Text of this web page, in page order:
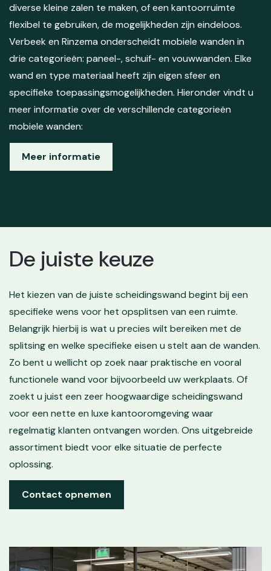
diverse kleine zalen te maken, of een kantoorruimte
flexibel te gebruiken, de mogelijkheden zijn eindeloos.
Verbeek en Rinzema onderscheidt mobiele wanden in
drie categorieën: paneel-, schuif- en vouwwanden. Elke
wand en type materiaal heeft zijn eigen sfeer en
specifieke toepassingsmogelijkheden. Hieronder vindt u
meer informatie over de verschillende categorieën
mobiele wanden:
Meer informatie
De juiste keuze
Het kiezen van de juiste scheidingswand begint bij een
specifieke wens voor het opsplitsen van een ruimte.
Belangrijk hierbij is wat u precies wilt bereiken met de
splitsing en welke specifieke eisen u stelt aan de wanden.
Zo bent u wellicht op zoek naar praktische en vooral
functionele wand voor bijvoorbeeld uw werkplaats. Of
zoekt u juist een zeer hoogwaardige scheidingswand
voor een nette en luxe kantooromgeving waar
regelmatig klanten ontvangen worden. Ons uitgebreide
assortiment biedt voor elke situatie de perfecte
oplossing.
Contact opnemen